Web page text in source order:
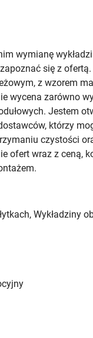
wymianę
się z
z wzorem
wycena zarówno
Jestem
którzy
czystości
ofert wraz z ceną,
Wykładziny